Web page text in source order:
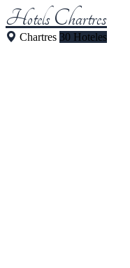
Hotels Chartres
Chartres 30 Hoteles